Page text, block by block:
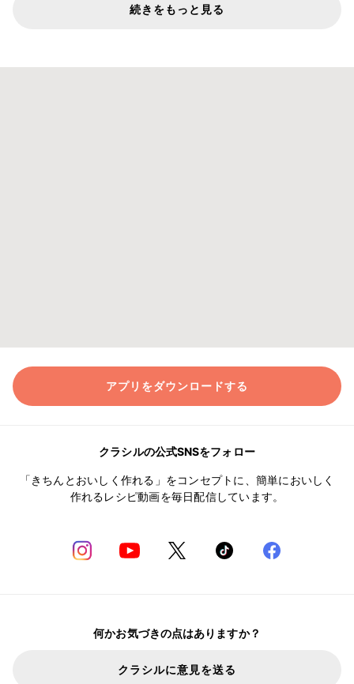
続きをもっと見る
アプリをダウンロードする
クラシルの公式SNSをフォロー
「きちんとおいしく作れる」をコンセプトに、簡単においしく
作れるレシピ動画を毎日配信しています。
何かお気づきの点はありますか？
クラシルに意見を送る